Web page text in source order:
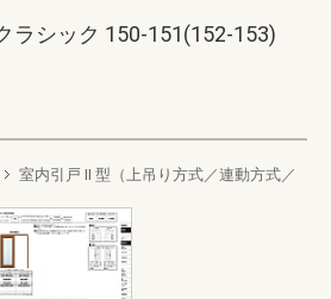
ラシック 150-151(152-153)
室内引戸 II 型（上吊り方式／連動方式／